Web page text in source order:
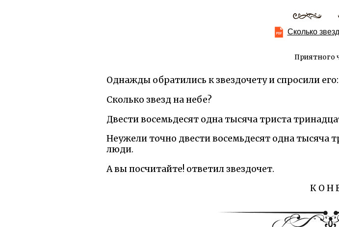
Сколько
Приятного
Однажды обратились к звездочету и спросили его:
Сколько звезд на небе?
Двести восемьдесят одна тысяча триста
Неужели точно двести восемьдесят одна тысяча
люди.
А вы посчитайте! ответил звездочет.
К О Н